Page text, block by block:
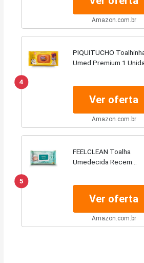
Amazon.com.br
4
PIQUITUCHO
Umed Premium 1
Ver oferta
Amazon.com.br
5
FEELCLEAN Toalha
Umedecida Recem
Ver oferta
Amazon.com.br